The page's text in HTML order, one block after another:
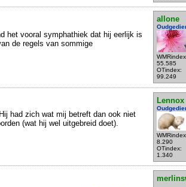
allone
55.585
OTindex:
99.249
het vooral symphathiek dat hij eerlijk is
de regels van sommige
Lennox
8.290
OTindex:
1.340
had zich wat mij betreft dan ook niet
(wat hij wel uitgebreid doet).